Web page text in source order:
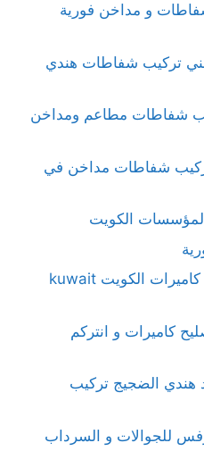
و مداخن فورية
تركيب شفاطات هندي
شفاطات مطاعم ومداخن
شفاطات مداخن في
الكويت
تركيب كاميرات مراقبة فني كاميرات الكويت kuwait
كاميرات و انتركم
هندي الضجيج تركيب
للجوالات و السرداب